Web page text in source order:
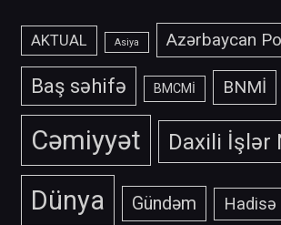
AKTUAL Asiya Azərbaycan
Baş səhifə BMCMİ BNMİ
Cəmiyyət Daxili İşlər
Dünya Gündəm Hadisə